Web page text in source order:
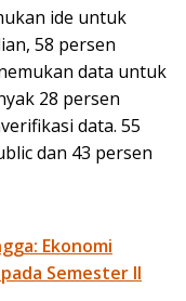
ide untuk
58 persen
data untuk
28 persen
data. 55
dan 43 persen
Ekonomi
Semester II